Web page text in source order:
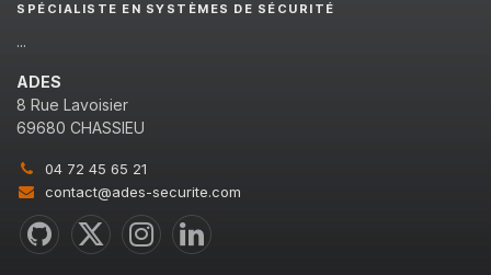
SPÉCIALISTE EN SYSTÈMES DE SÉCURITÉ
...
ADES
8 Rue Lavoisier
69680 CHASSIEU
04 72 45 65 21
contact@ades-securite.com